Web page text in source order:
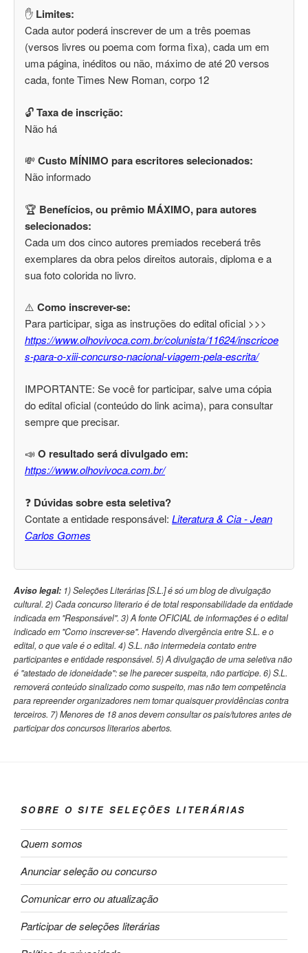
✋ Limites:
Cada autor poderá inscrever de um a três poemas
(versos livres ou poema com forma fixa), cada um em
uma página, inéditos ou não, máximo de até 20 versos
cada, fonte Times New Roman, corpo 12
🔓Taxa de inscrição:
Não há
💸 Custo MÍNIMO para escritores selecionados:
Não informado
🏆 Benefícios, ou prêmio MÁXIMO, para autores
selecionados:
Cada um dos cinco autores premiados receberá três
exemplares da obra pelos direitos autorais, diploma e a
sua foto colorida no livro.
⚠️ Como inscrever-se:
Para participar, siga as instruções do edital oficial >>>
https://www.olhovivoca.com.br/colunista/11624/inscricoe
s-para-o-xiii-concurso-nacional-viagem-pela-escrita/
IMPORTANTE: Se você for participar, salve uma cópia
do edital oficial (conteúdo do link acima), para consultar
sempre que precisar.
📣 O resultado será divulgado em:
https://www.olhovivoca.com.br/
❓ Dúvidas sobre esta seletiva?
Contate a entidade responsável: Literatura & Cia - Jean
Carlos Gomes
Aviso legal: 1) Seleções Literárias [S.L.] é só um blog de divulgação
cultural. 2) Cada concurso literario é de total responsabilidade da entidade
indicada em "Responsável". 3) A fonte OFICIAL de informações é o edital
indicado em "Como inscrever-se". Havendo divergência entre S.L. e o
edital, o que vale é o edital. 4) S.L. não intermedeia contato entre
participantes e entidade responsável. 5) A divulgação de uma seletiva não
é "atestado de idoneidade": se lhe parecer suspeita, não participe. 6) S.L.
removerá conteúdo sinalizado como suspeito, mas não tem competência
para repreender organizadores nem tomar quaisquer providências contra
terceiros. 7) Menores de 18 anos devem consultar os pais/tutores antes de
participar dos concursos literarios abertos.
SOBRE O SITE SELEÇÕES LITERÁRIAS
Quem somos
Anunciar seleção ou concurso
Comunicar erro ou atualização
Participar de seleções literárias